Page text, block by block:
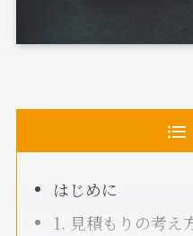
はじめに
1. 見積もりの考え